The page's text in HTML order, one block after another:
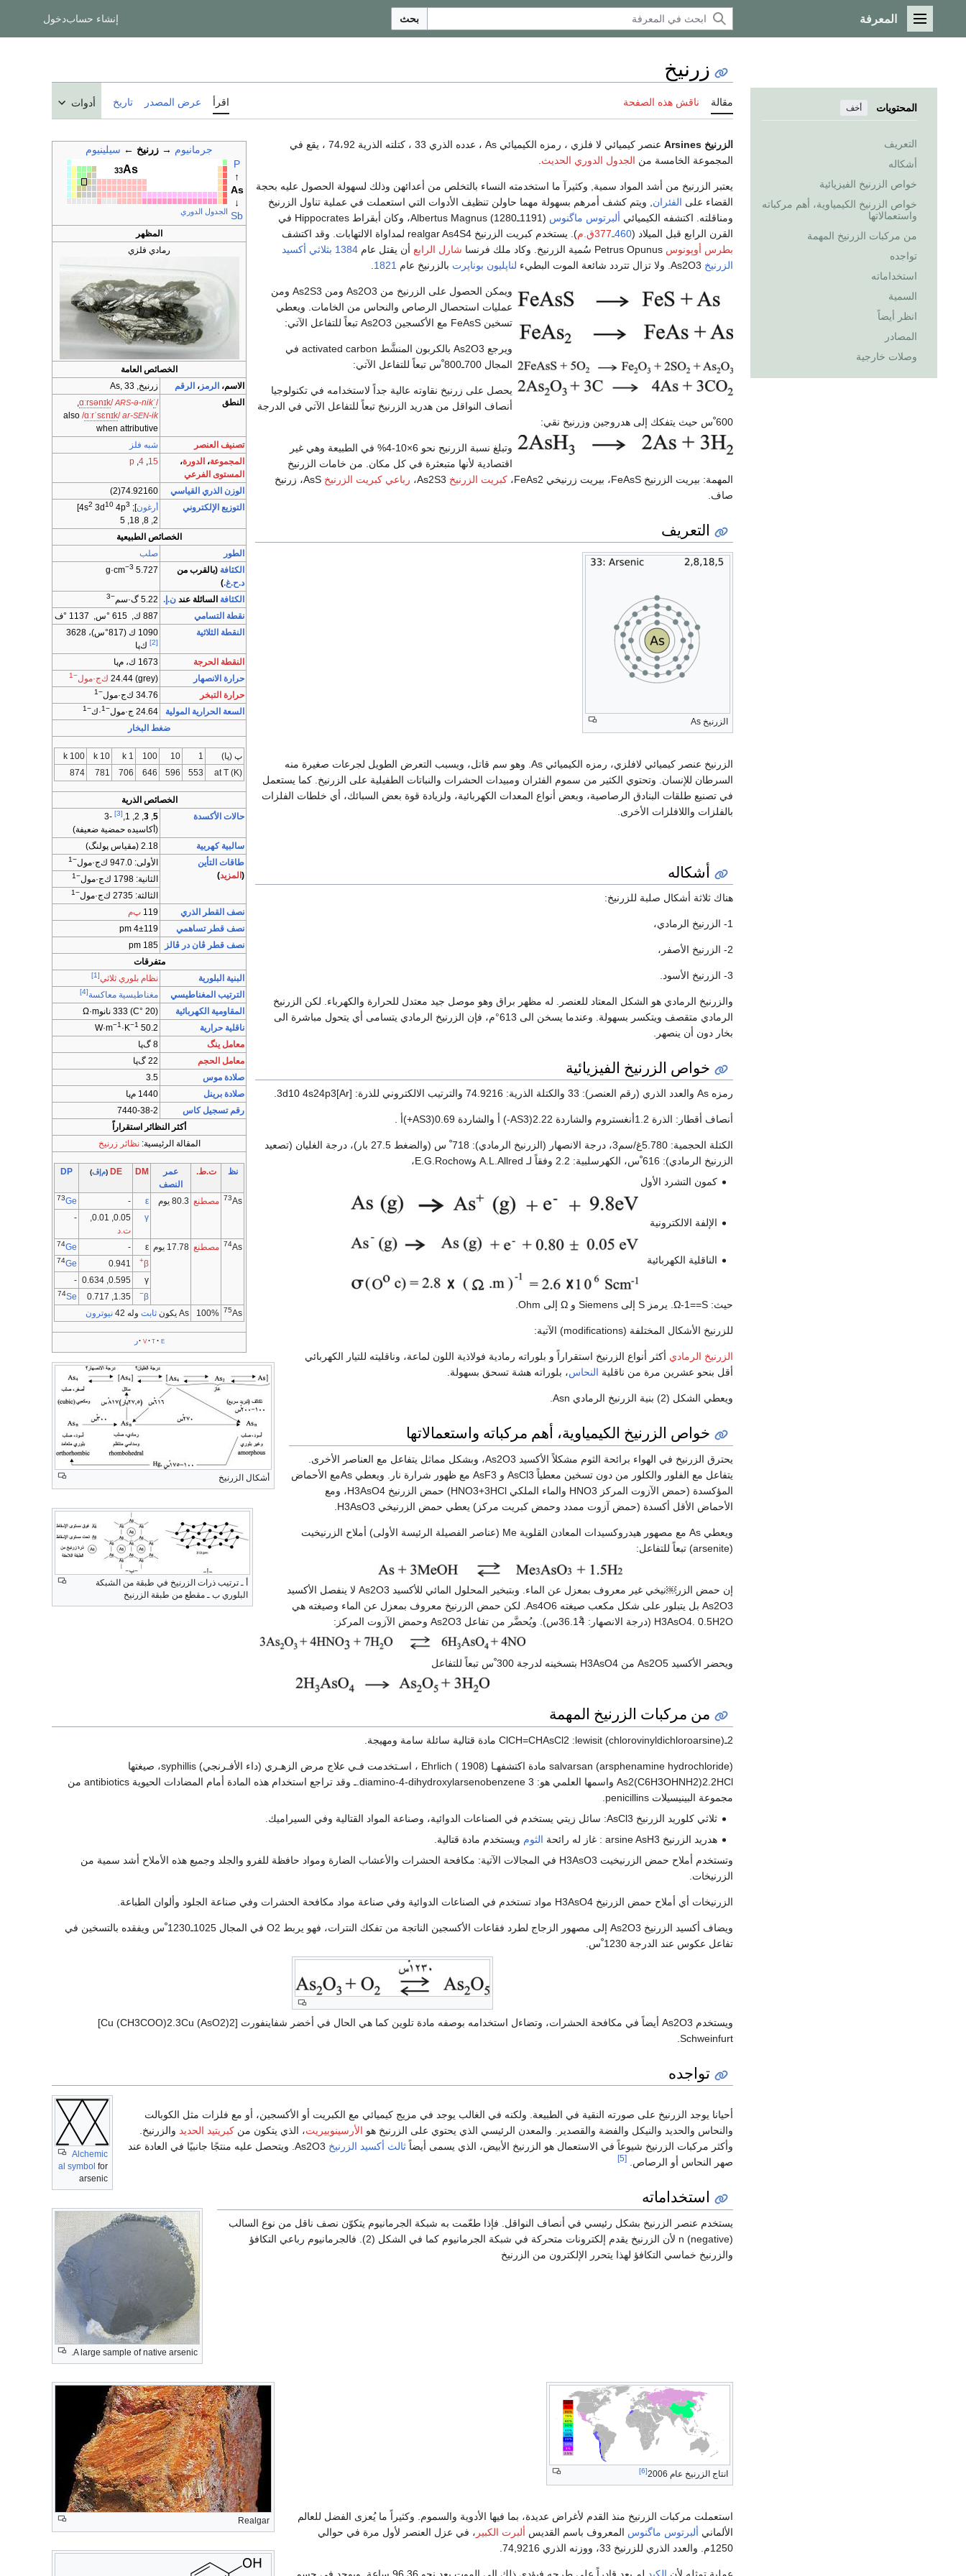
القائمة الرئيسية
المعرفة بحث إنشاء حسابدخول
المحتويات أخف
التعريف
أشكاله
خواص الزرنيخ الفيزيائية
خواص الزرنيخ الكيمياوية، أهم مركباته
واستعمالاتها
من مركبات الزرنيخ المهمة
تواجده
استخداماته
السمية
انظر أيضاً
المصادر
وصلات خارجية
زرنيخ
مقالة ناقش هذه الصفحة اقرأ عرض المصدر تاريخ أدوات
جرمانيوم → زرنيخ ← سيلينيوم
P
↑
As
↓
Sb
33As
الجدول الدوري
المظهر
رمادي فلزي
الخصائص العامة
الاسم، الرمز ، الرقم
زرنيخ, As, 33
النطق
/
ˈ
ɑːrsənɪk/ ARS-ə-nik
,
also /ɑːrˈsɛnɪk/ ar-SEN-ik
when attributive
تصنيف العنصر
شبه فلز
المجموعة، الدورة،
المستوى الفرعي
15
,
4
,
p
الوزن الذري القياسي
74.92160(2)
التوزيع الإلكتروني
أرغون]; 4s
2 3d10 4p3
]
2, 8, 18, 5
الخصائص الطبيعية
الطور
صلب
الكثافة (بالقرب من
د.ح.غ.)
5.727 g·cm
−3
الكثافة السائلة عند ن.إ. 5.22 گ·سم −3
نقطة التسامي
887 ك, 615 °س, 1137 °ف
النقطة الثلاثية
1090 ك (817°س)، 3628
[2]
ك‌پا
النقطة الحرجة
1673 ك، م‌پا
حرارة الانصهار
(grey) 24.44 ك‌ج·مول−1
حرارة التبخر 34.76 ك‌ج·مول −1
السعة الحرارية المولية 24.64 ج·مول −1 ·ك−1
ضغط البخار
پ (پا) 1
10
100
1 k
10 k
100 k
at T (K)
553
596
646
706
781
874
الخصائص الذرية
حالات الأكسدة
5
,
3
, 2, 1,
[3]
-3
(أكاسيده حمضية ضعيفة)
سالبية كهربية
2.18 (مقياس پولنگ)
طاقات التأين
( المزيد)
الأولى: 947.0 ك‌ج·مول −1
الثانية: 1798 ك‌ج·مول −1
الثالثة: 2735 ك‌ج·مول −1
نصف القطر الذري 119 پ‌م
نصف قطر تساهمي
4±119 pm
نصف قطر ڤان در ڤالز
185 pm
متفرقات
البنية البلورية
نظام بلوري ثلاثي[1]
الترتيب المغناطيسي مغناطيسية معاكسة[4]
المقاومية الكهربائية
(20 °C) 333 نانوΩ·m
ناقلية حرارية
50.2 W·m
−1·K−1
معامل ينگ
8 گ‌پا
معامل الحجم
22 گ‌پا
صلادة موس
3.5
صلادة برينل
1440 م‌پا
رقم تسجيل كاس
7440-38-2
أكثر النظائر استقراراً
المقالة الرئيسية:نظائر زرنيخ
نظ ت.ط.
عمر
النصف
DM
DE
(م‌إڤ)
DP
73As مصطنع 80.3 يوم ε
-
73Ge
γ
0.05, 0.01,
ت.د
-
74As مصطنع 17.78 يوم ε
-
74Ge
β
+
0.941
74Ge
γ
0.595, 0.634
-
β
−
1.35, 0.717
74Se
75As
100% As يكون ثابت وله 42 نيوترون
v t e
·ر
الزرنيخ Arsines
عنصر كيميائي لا فلزي ، رمزه الكيميائي As ، عدده الذري 33 ، كتلته الذرية 74،92 ، يقع في
المجموعة الخامسة من الجدول الدوري الحديث
يعتبر الزرنيخ من أشد المواد سمية, وكثيرآ ما استخدمته النساء بالتخلص من أعدائهن وذلك لسهولة الحصول عليه بحجة
القضاء على الفئران , ويتم كشف أمرهم بسهولة مهما حاولن تنظيف الأدوات التي استعملت في عملية تناول الزرنيخ
ومناقلته. اكتشفه الكيميائي ألبرتوس ماگنوس
(1191ـ1280) Albertus Magnus، وكان أبقراط Hippocrates في
القرن الرابع قبل الميلاد (460ـ 377ق.م
). يستخدم كبريت الزرنيخ realgar As4S4 لمداواة الالتهابات. وقد اكتشف
بطرس أوپونوس
شارل الرابع أن يقتل عام 1384 بثلاثي أكسيد
الزرنيخ
لناپليون بوناپرت بالزرنيخ عام 1821
ويمكن الحصول على الزرنيخ من As2O3 ومن As2S3 ومن
عمليات استحصال الرصاص والنحاس من الخامات. ويعطي
تسخين FeAsS مع الأكسجين As2O3 تبعاً للتفاعل الآتي:
ويرجع As2O3 بالكربون المنشَّط activated carbon في
المجال 700ـ800 ْس تبعاً للتفاعل الآتي:
يحصل على زرنيخ نقاوته عالية جداً لاستخدامه في تكنولوجيا
أنصاف النواقل من هدريد الزرنيخ تبعاً للتفاعل الآتي في الدرجة
600 ْس حيث يتفكك إلى هدروجين وزرنيخ نقي:
وتبلغ نسبة الزرنيح نحو 6×10-4% في الطبيعة وهي غير
اقتصادية لأنها متبعثرة في كل مكان. من خامات الزرنيخ
المهمة: بيريت الزرنيخ FeAsS، بيريت زرنيخي FeAs2،
كبريت الزرنيخ رباعي كبريت الزرنيخ
AsS، زرنيخ
صاف.
التعريف
الزرنيخ As
الزرنيخ عنصر كيميائي لافلزي، رمزه الكيميائي As. وهو سم قاتل، ويسبب التعرض الطويل لجرعات صغيرة منه
السرطان للإنسان. وتحتوي الكثير من سموم الفئران ومبيدات الحشرات والنباتات الطفيلية على الزرنيخ. كما يستعمل
في تصنيع طلقات البنادق الرصاصية، وبعض أنواع المعدات الكهربائية، ولزيادة قوة بعض السبائك، أي خلطات الفلزات
بالفلزات واللافلزات الأخرى.
أشكاله
هناك ثلاثة أشكال صلبة للزرنيخ:
1- الزرنيخ الرمادي،
2- الزرنيخ الأصفر،
3- الزرنيخ الأسود.
والزرنيخ الرمادي هو الشكل المعتاد للعنصر. له مظهر براق وهو موصل جيد معتدل للحرارة والكهرباء. لكن الزرنيخ
الرمادي متقصف ويتكسر بسهولة. وعندما يسخن الى 613°م، فإن الزرنيخ الرمادي يتسامى أي يتحول مباشرة الى
بخار دون أن ينصهر.
خواص الزرنيخ الفيزيائية
رمزه As والعدد الذري (رقم العنصر): 33 والكتلة الذرية: 74.9216 والترتيب الالكتروني للذرة: [Ar]3d10 4s24p3.
أنصاف أقطار: الذرة 1.2أنغستروم والشاردة 2.22(AS3-) أ والشاردة 0.69(AS3+)أ .
الكتلة الحجمية: 5.780غ/سم3، درجة الانصهار (الزرنيخ الرمادي): 718 ْ س (والضغط 27.5 بار)، درجة الغليان (تصعيد
الزرنيخ الرمادي): 616 ْس، الكهرسلبية: 2.2 وفقاً لـ A.L.Allred وE.G.Rochow،
كمون التشرد الأول
الإلفة الالكترونية
الناقلية الكهربائية
حيث: Ω-1==S. يرمز S إلى Siemens و Ω إلى Ohm.
للزرنيخ الأشكال المختلفة (modifications) الآتية:
أشكال الزرنيخ
الزرنيخ الرمادي أكثر أنواع الزرنيخ استقراراً و بلوراته رمادية فولاذية اللون لماعة، وناقليته للتيار الكهربائي
أقل بنحو عشرين مرة من ناقلية النحاس، بلوراته هشة تسحق بسهولة.
أ ـ ترتيب ذرات الزرنيخ في طبقة من الشبكة
البلوري ب ـ مقطع من طبقة الزرنيخ
ويعطي الشكل (2) بنية الزرنيخ الرمادي Asn.
خواص الزرنيخ الكيمياوية، أهم مركباته واستعمالاتها
يحترق الزرنيخ في الهواء برائحة الثوم مشكلاً الأكسيد As2O3، وبشكل مماثل يتفاعل مع العناصر الأخرى.
يتفاعل مع الفلور والكلور من دون تسخين معطياً AsCl3 و AsF3 مع ظهور شرارة نار. ويعطي Asمع الأحماض
المؤكسدة (حمض الآزوت المركز HNO3 والماء الملكي HNO3+3HCl) حمض الزرنيخ H3AsO4، ومع
الأحماض الأقل أكسدة (حمض آزوت ممدد وحمض كبريت مركز) يعطي حمض الزرنيخي H3AsO3.
ويعطي As مع مصهور هيدروكسيدات المعادن القلوية Me (عناصر الفصيلة الرئيسة الأولى) أملاح الزرنيخيت
(arsenite) تبعاً للتفاعل:
إن حمض الزر￼نيخي غير معروف بمعزل عن الماء. وبتبخير المحلول المائي للأكسيد As2O3 لا ينفصل الأكسيد
As2O3 بل يتبلور على شكل مكعب صيغته As4O6. لكن حمض الزرنيخ معروف بمعزل عن الماء وصيغته هي
H3AsO4. 0.5H2O (درجة الانصهار: 36.14ْس). ويُحضَّر من تفاعل As2O3 وحمض الآزوت المركز:
ويحضر الأكسيد As2O5 من H3AsO4 بتسخينه لدرجة 300 ْس تبعاً للتفاعل
من مركبات الزرنيخ المهمة
2ـ(chlorovinyldichloroarsine) ClCH=CHAsCl2 :lewisit مادة قتالية سائلة سامة ومهيجة.
(arsphenamine hydrochloride) salvarsan مادة اكتشفهـا (1908 ) Ehrlich ، اسـتخدمت فـي علاج مرض الزهـري (داء الأفـرنجي) syphillis، صيغتها
As2(C6H3OHNH2)2.2HCl واسمها العلمي هو: 3 diamino-4-dihydroxylarsenobenzene.ـ وقد تراجع استخدام هذه المادة أمام المضادات الحيوية antibiotics من
مجموعة البينيسيلات penicillins.
ثلاثي كلوريد الزرنيخ AsCl3: سائل زيتي يستخدم في الصناعات الدوائية، وصناعة المواد القتالية وفي السيراميك.
هدريد الزرنيخ arsine AsH3 : غاز له رائحة
الثوم ويستخدم مادة قتالية.
وتستخدم أملاح حمض الزرنيخيت H3AsO3 في المجالات الآتية: مكافحة الحشرات والأعشاب الضارة ومواد حافظة للفرو والجلد وجميع هذه الأملاح أشد سمية من
الزرنيخات.
الزرنيخات أي أملاح حمض الزرنيخ H3AsO4 مواد تستخدم في الصناعات الدوائية وفي صناعة مواد مكافحة الحشرات وفي صناعة الجلود وألوان الطباعة.
ويضاف أكسيد الزرنيخ As2O3 إلى مصهور الزجاج لطرد فقاعات الأكسجين الناتجة من تفكك النترات، فهو يربط O2 في المجال 1025ـ1230 ْس ويفقده بالتسخين في
تفاعل عكوس عند الدرجة 1230 ْس.
ويستخدم As2O3 أيضاً في مكافحة الحشرات، وتضاءل استخدامه بوصفه مادة تلوين كما هي الحال في أخضر شفاينفورت [Cu (CH3COO)2.3Cu (AsO2)2]
Schweinfurt.
تواجده
Alchemic
al symbol for
arsenic
A large sample of native arsenic.
Realgar
أحيانا يوجد الزرنيخ على صورته النقية في الطبيعة. ولكنه في الغالب يوجد في مزيج كيميائي مع الكبريت أو الأكسجين، أو مع فلزات مثل الكوبالت
والنحاس والحديد والنيكل والفضة والقصدير. والمعدن الرئيسي الذي يحتوي على الزرنيخ هو الأرسينوبيريت، الذي يتكون من كبريتيد الحديد والزرنيخ.
وأكثر مركبات الزرنيخ شيوعاً في الاستعمال هو الزرنيخ الأبيض، الذي يسمى أيضاً ثالث أكسيد الزرنيخ
As2O3. ويتحصل عليه منتجًا جانبيًا في العادة عند
صهر النحاس أو الرصاص. [5]
استخداماته
يستخدم عنصر الزرنيخ بشكل رئيسي في أنصاف النواقل. فإذا طعّمت به شبكة الجرمانيوم يتكوّن نصف ناقل من نوع السالب
(negative) n لأن الزرنيخ يقدم إلكترونات متحركة في شبكة الجرمانيوم كما في الشكل (2). فالجرمانيوم رباعي التكافؤ
والزرنيخ خماسي التكافؤ لهذا يتحرر الإلكترون من الزرنيخ
انتاج الزرنيخ عام 2006 [6]
استعملت مركبات الزرنيخ منذ القدم لأغراض عديدة، بما فيها الأدوية والسموم. وكثيراً ما يُعزى الفضل للعالم
الألماني ألبرتوس ماگنوس المعروف باسم القديس ألبرت الكبير ، في عزل العنصر لأول مرة في حوالي
1250م. والعدد الذري للزرنيخ 33، ووزنه الذري 74,9216.